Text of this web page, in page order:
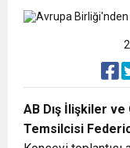
AB Dış İlişkiler
Temsilcisi